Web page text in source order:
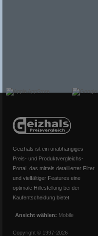
Geizhals ist ein unabhängiges
Preis- und Produktvergleichs-
Portal, das mittels detaillierter Filter
und vielfältiger Features eine
optimale Hilfestellung bei der
Kaufentscheidung bietet.
Ansicht wählen: Mobile
Copyright © 1997-2026